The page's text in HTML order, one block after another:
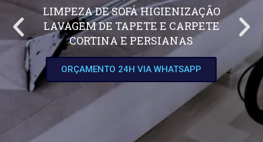
LIMPEZA DE SOFÁ HIGIENIZAÇÃO
LAVAGEM DE TAPETE E CARPETE
CORTINA E PERSIANAS
ORÇAMENTO 24H VIA WHATSAPP